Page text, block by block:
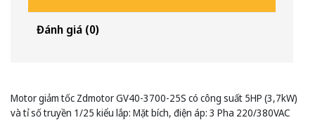
Đánh giá (0)
Motor giảm tốc Zdmotor GV40-3700-25S có công suất 5HP (3,7kW)
và tỉ số truyền 1/25 kiểu lắp: Mặt bích, điện áp: 3 Pha 220/380VAC